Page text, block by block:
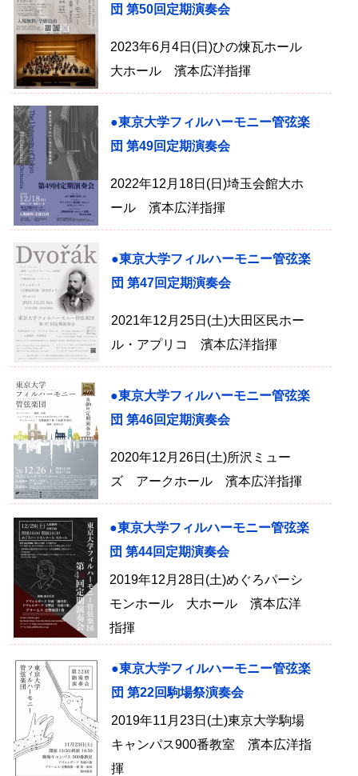
団 第50回定期演奏会
2023年6月4日(日)ひの煉瓦ホール
大ホール 濱本広洋指揮
●東京大学フィルハーモニー管弦楽
団 第49回定期演奏会
2022年12月18日(日)埼玉会館大ホ
ール 濱本広洋指揮
●東京大学フィルハーモニー管弦楽
団 第47回定期演奏会
2021年12月25日(土)大田区民ホー
ル・アプリコ 濱本広洋指揮
●東京大学フィルハーモニー管弦楽
団 第46回定期演奏会
2020年12月26日(土)所沢ミュー
ズ アークホール 濱本広洋指揮
●東京大学フィルハーモニー管弦楽
団 第44回定期演奏会
2019年12月28日(土)めぐろパーシ
モンホール 大ホール 濱本広洋
指揮
●東京大学フィルハーモニー管弦楽
団 第22回駒場祭演奏会
2019年11月23日(土)東京大学駒場
キャンパス900番教室 濱本広洋指
揮